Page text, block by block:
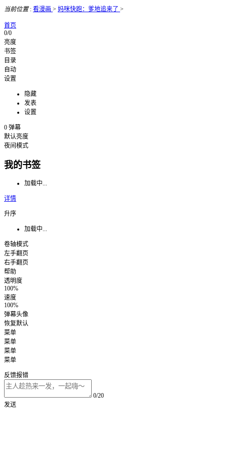
当前位置: 看漫画 > 妈咪快跑：爹地追来了 >
首页
0/0
亮度
书签
目录
自动
设置
隐藏
发表
设置
0 弹幕
默认亮度
夜间模式
我的书签
加载中...
详情
升序
加载中...
卷轴模式
左手翻页
右手翻页
帮助
透明度
100%
速度
100%
弹幕头像
恢复默认
菜单
菜单
菜单
菜单
反馈报错
0/20
发送